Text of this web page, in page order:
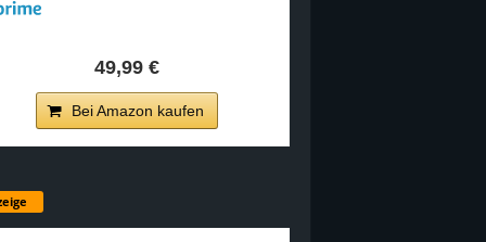
49,99 €
Bei Amazon kaufen